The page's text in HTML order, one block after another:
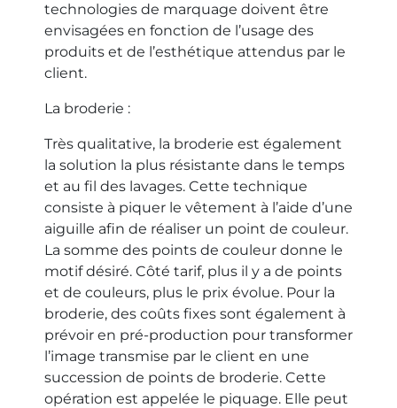
technologies de marquage doivent être
envisagées en fonction de l’usage des
produits et de l’esthétique attendus par le
client.
La broderie :
Très qualitative, la broderie est également
la solution la plus résistante dans le temps
et au fil des lavages. Cette technique
consiste à piquer le vêtement à l’aide d’une
aiguille afin de réaliser un point de couleur.
La somme des points de couleur donne le
motif désiré. Côté tarif, plus il y a de points
et de couleurs, plus le prix évolue. Pour la
broderie, des coûts fixes sont également à
prévoir en pré-production pour transformer
l’image transmise par le client en une
succession de points de broderie. Cette
opération est appelée le piquage. Elle peut